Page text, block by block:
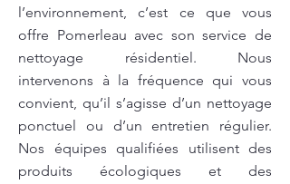
l’environnement, c’est ce que vous
offre Pomerleau avec son service de
nettoyage résidentiel. Nous
intervenons à la fréquence qui vous
convient, qu’il s’agisse d’un nettoyage
ponctuel ou d’un entretien régulier.
Nos équipes qualifiées utilisent des
produits écologiques et des